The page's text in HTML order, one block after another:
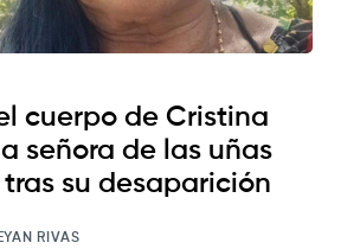
cuerpo de Cristina
señora de las uñas
tras su desaparición
RIVAS